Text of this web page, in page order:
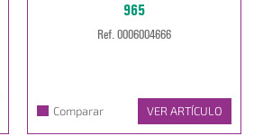
965
Ref. 0006004666
Comparar VER ARTÍCULO